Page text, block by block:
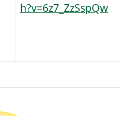
h?v=6z7_ZzSspQw